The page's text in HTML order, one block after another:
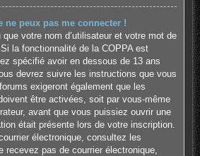
peux pas me connecter !
votre nom d’utilisateur et votre mot de
la fonctionnalité de la COPPA est
spécifié avoir en dessous de 13 ans
devrez suivre les instructions que vous
exigeront également que les
être activées, soit par vous-même
avant que vous puissiez ouvrir une
était présente lors de votre inscription.
électronique, consultez les
recevez pas de courrier électronique,